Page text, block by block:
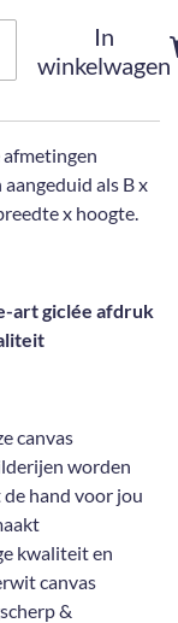
In
winkelwagen
afmetingen
als B x
x hoogte.
art giclée afdruk
canvas
worden
de hand voor jou
kwaliteit en
canvas
&